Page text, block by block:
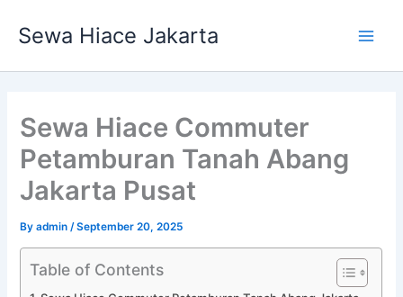
Sewa Hiace Jakarta
Sewa Hiace Commuter
Petamburan Tanah Abang
Jakarta Pusat
Byadmin /September 20, 2025
Table of Contents